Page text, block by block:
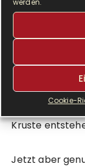
werden.
Cookie-
Gärgas und
Roggenbrote
durch eine
Roggenmehl
Ohne
abbauen, das
Kruste
Jetzt aber